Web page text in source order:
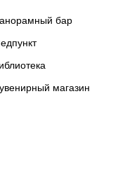
бар
магазин